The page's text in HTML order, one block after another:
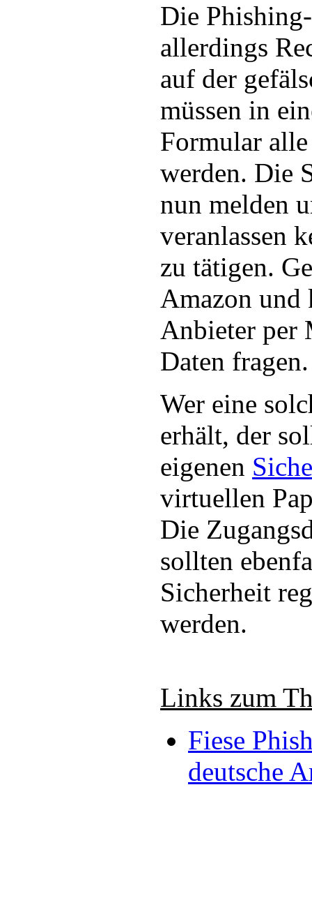
Die
allerdings
auf der
müssen in
Formular
werden. Die
nun melden
veranlassen
zu tätigen.
Amazon und
Anbieter per
Daten fragen.
Wer eine
erhält, der
eigenen
virtuellen
Die
sollten
Sicherheit
werden.
Links zum
Fiese
deutsche